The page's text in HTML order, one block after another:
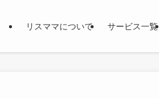
リスママについて サービス一覧